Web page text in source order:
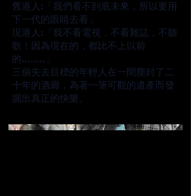
舊港人:「我們看不到底未來，所以要用
下一代的眼睛去看」
現港人:「我不看電視，不看雜誌，不聽
歌！因為現在的，都比不上以前
的........」
三個失去目標的年輕人在一間塵封了二
十年的酒廊，為著一筆可觀的遺產而發
掘出真正的快樂。